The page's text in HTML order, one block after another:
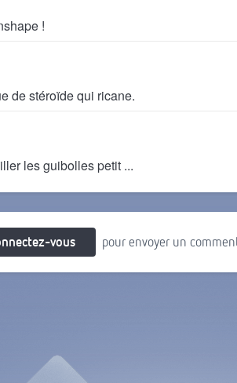
!
de stéroïde qui ricane.
les guibolles petit ...
vous pour envoyer un